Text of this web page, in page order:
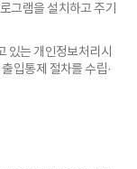
그램을 설치하고 주기
있는 개인정보처리시
입통제 절차를 수립·